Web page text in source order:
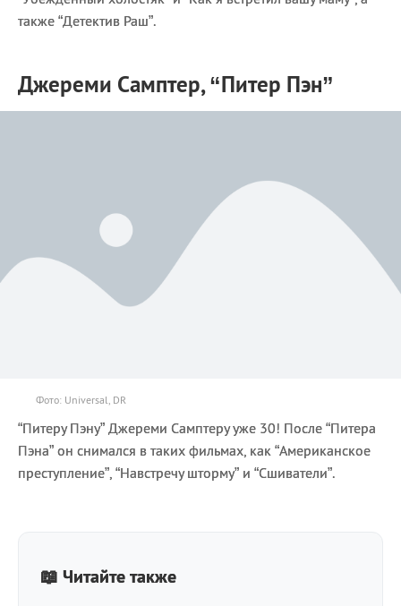
также “Детектив Раш”.
Джереми Самптер, “Питер Пэн”
Фото: Universal, DR
“Питеру Пэну” Джереми Самптеру уже 30! После “Питера
Пэна” он снимался в таких фильмах, как “Американское
преступление”, “Навстречу шторму” и “Сшиватели”.
📖 Читайте также